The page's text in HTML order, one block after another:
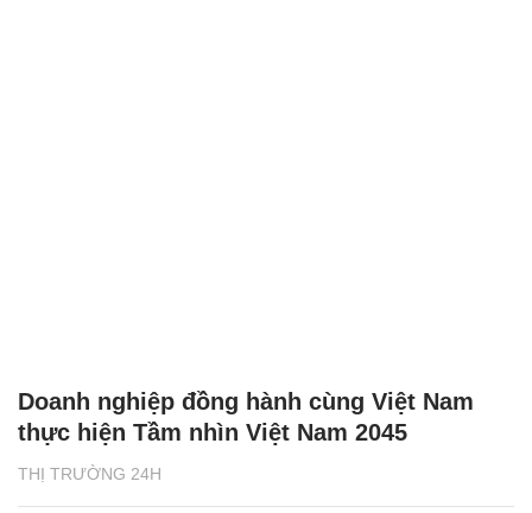
THỊ TRƯỜNG 24H
Doanh nghiệp đồng hành cùng Việt Nam
thực hiện Tầm nhìn Việt Nam 2045